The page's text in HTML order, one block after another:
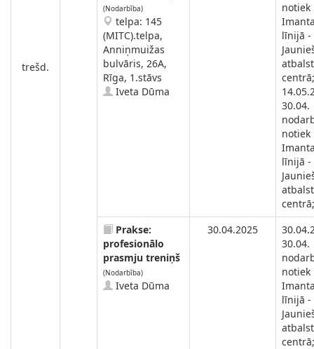
trešd.
(Nodarbība)
telpa: 145
(MITC).telpa,
Anniņmuižas
bulvāris, 26A,
Rīga, 1.stāvs
Iveta Dūma
notiek
līnijā -
centrā;
30.04.
notiek
līnijā -
centrā;
Prakse:
profesionālo
prasmju treniņš
(Nodarbība)
Iveta Dūma
30.04.2025
30.04.
notiek
līnijā -
centrā;